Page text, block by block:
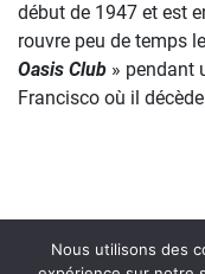
début de 1947 et est
rouvre peu de temps
Oasis Club » pendant
Francisco où il
Nous utilisons des